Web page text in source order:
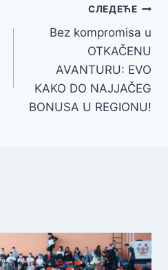
СЛЕДЕЋЕ
Bez kompromisa u
OTKAČENU
AVANTURU: EVO
KAKO DO NAJJAČEG
BONUSA U REGIONU!